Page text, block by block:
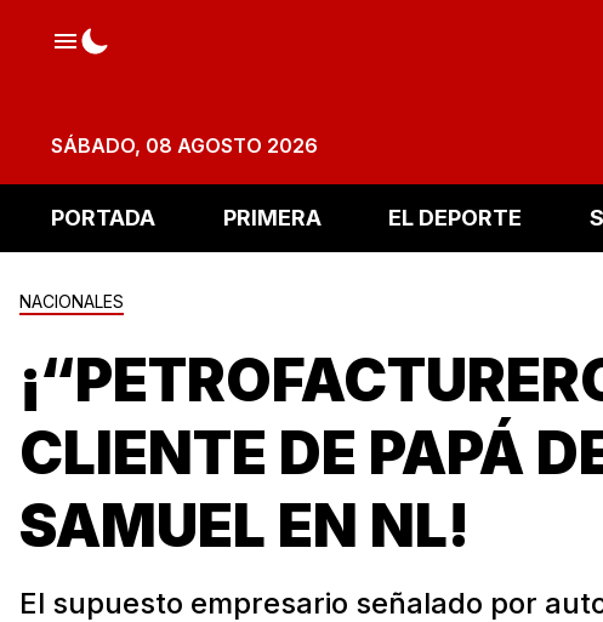
SÁBADO, 08 AGOSTO 2026
PORTADA PRIMERA EL DEPORTE
NACIONALES
CLIENTE DE PAPÁ
SAMUEL EN NL!
El supuesto empresario señalado por